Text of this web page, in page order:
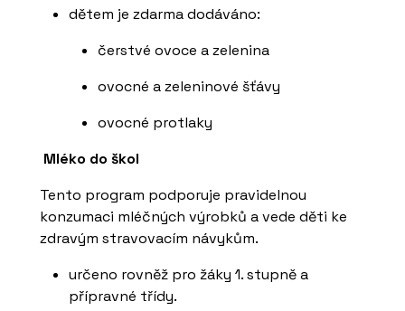
dětem je zdarma dodáváno:
čerstvé ovoce a zelenina
ovocné a zeleninové šťávy
ovocné protlaky
Mléko do škol
Tento program podporuje pravidelnou
konzumaci mléčných výrobků a vede děti ke
zdravým stravovacím návykům.
určeno rovněž pro žáky 1. stupně a
přípravné třídy.